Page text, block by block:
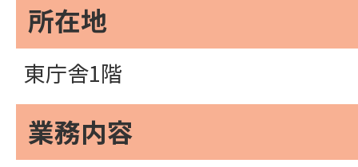
所在地
東庁舎1階
業務内容